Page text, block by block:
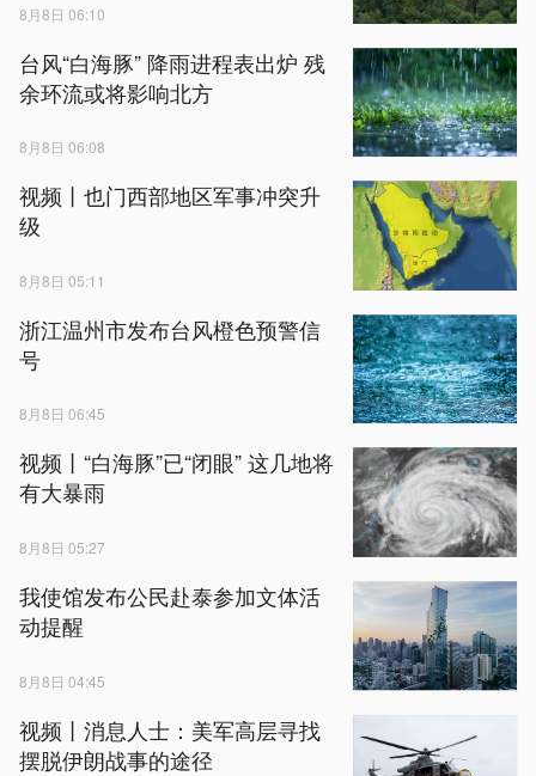
8月8日 06:10
台风“白海豚” 降雨进程表出炉 残
余环流或将影响北方
8月8日 06:08
视频丨也门西部地区军事冲突升
级
8月8日 05:11
浙江温州市发布台风橙色预警信
号
8月8日 06:45
视频丨“白海豚”已“闭眼” 这几地将
有大暴雨
8月8日 05:27
我使馆发布公民赴泰参加文体活
动提醒
8月8日 04:45
视频丨消息人士：美军高层寻找
摆脱伊朗战事的途径